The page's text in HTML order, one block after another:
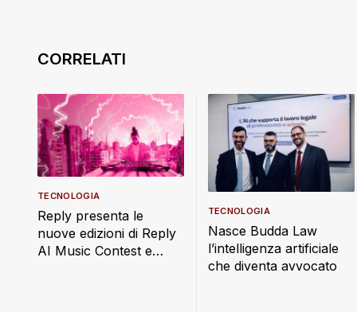
Reply presenta le
nuove edizioni di Reply
AI Music Contest e
TECNOLOGIA
Nasce Budda Law
l’intelligenza artificiale
che diventa avvocato
TECNOLOGIA